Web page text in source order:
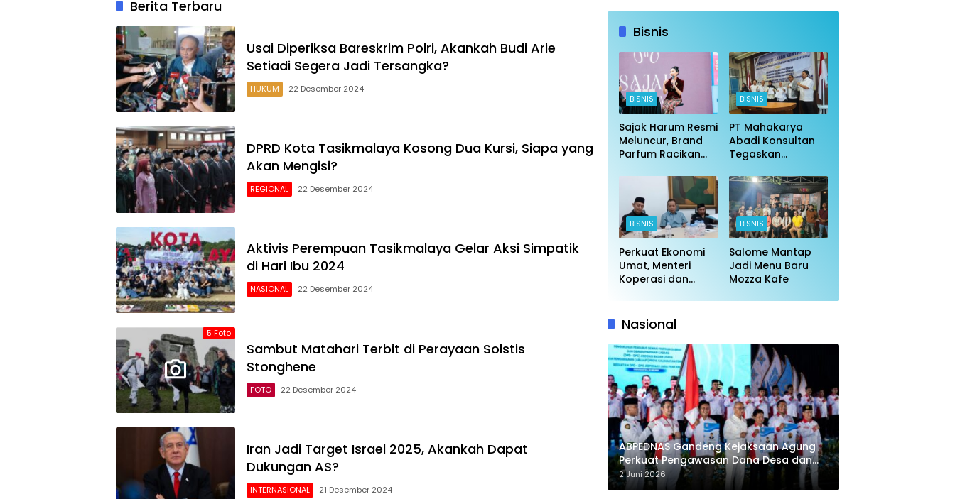
Berita Terbaru
Usai Diperiksa Bareskrim Polri, Akankah Budi Arie
Setiadi Segera Jadi Tersangka?
HUKUM 22 Desember 2024
DPRD Kota Tasikmalaya Kosong Dua Kursi, Siapa yang
Akan Mengisi?
REGIONAL 22 Desember 2024
Aktivis Perempuan Tasikmalaya Gelar Aksi Simpatik
di Hari Ibu 2024
NASIONAL 22 Desember 2024
metrum.id 5 Foto
Sambut Matahari Terbit di Perayaan Solstis
Stonghene
FOTO 22 Desember 2024
Iran Jadi Target Israel 2025, Akankah Dapat
Dukungan AS?
INTERNASIONAL 21 Desember 2024
Bisnis
BISNIS
Sajak Harum Resmi
Meluncur, Brand
Parfum Racikan
Jakarta 6 2025
Banjir Pujian
BISNIS
PT Mahakarya
Abadi Konsultan
Tegaskan
Profesionalisme di
Tengah Isu Negatif
BISNIS
Perkuat Ekonomi
Umat, Menteri
Koperasi dan
Arahan dalam
Rapat
Pembentukan
Koperasi Perisai SI
BISNIS
Salome Mantap
Jadi Menu Baru
Mozza Kafe
Nasional
ABPEDNAS Gandeng Kejaksaan Agung
Perkuat Pengawasan Dana Desa dan
Program MBG
2 Juni 2026